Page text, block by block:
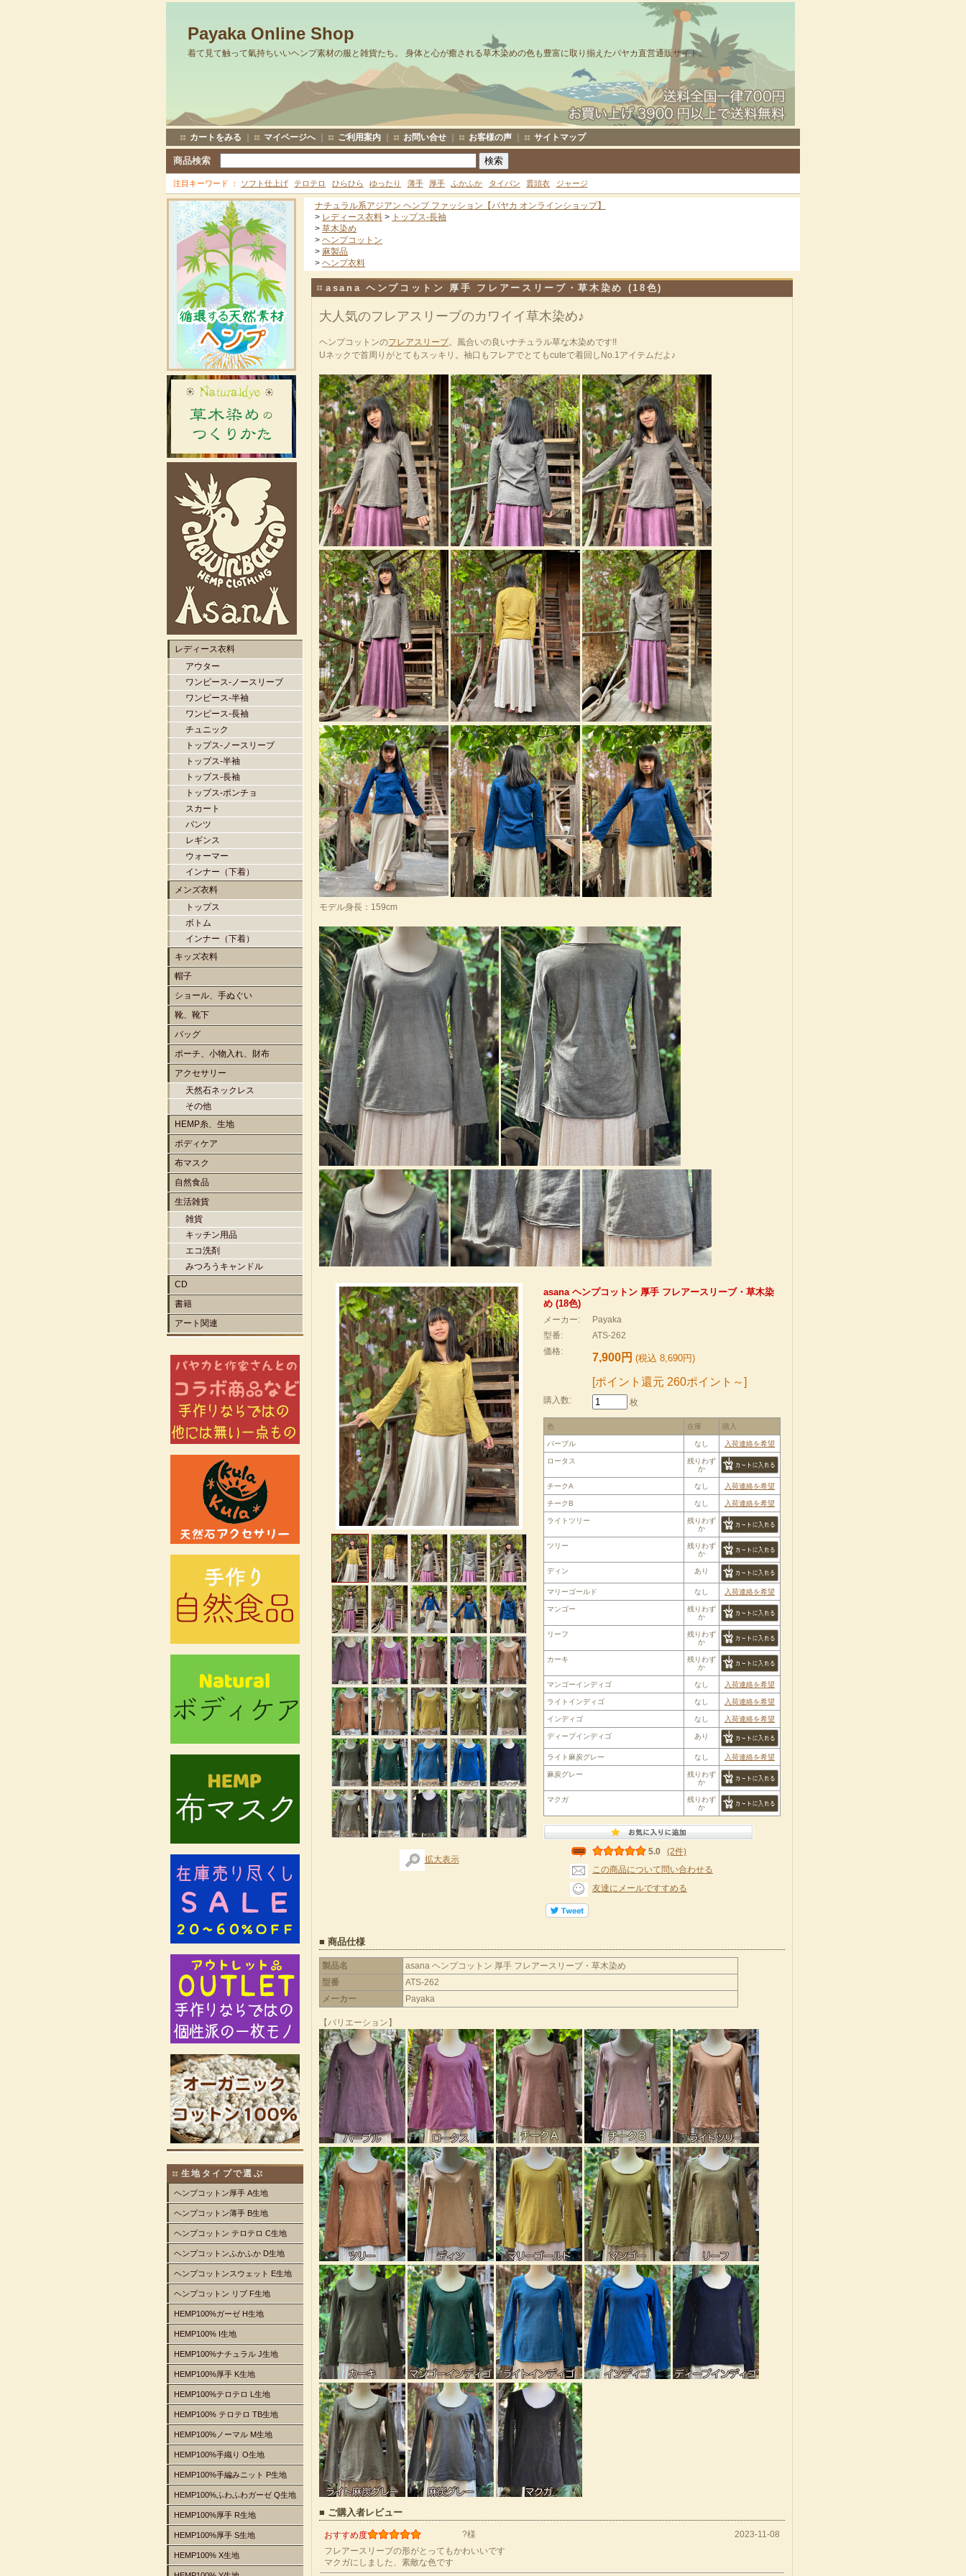
Payaka Online Shop
着て見て触って氣持ちいいヘンプ素材の服と雑貨たち。 身体と心が癒される草木染めの色も豊富に取り揃えたパヤカ直営通販サイト。
カートをみる マイページへ｜ ご利用案内 お問い合せ お客様の声 サイトマップ
商品検索
注目キーワード ソフト仕上げ テロテロ ひらひら ゆったり 薄手 厚手 ふかふか タイパン 貫頭衣 ジャージ
レディース衣料
アウター
ワンピース-ノースリーブ
ワンピース-半袖
ワンピース-長袖
チュニック
トップス-ノースリーブ
トップス-半袖
トップス-長袖
トップス-ポンチョ
スカート
パンツ
レギンス
ウォーマー
インナー（下着）
メンズ衣料
トップス
ボトム
インナー（下着）
キッズ衣料
帽子
ショール、手ぬぐい
靴、靴下
バッグ
ポーチ、小物入れ、財布
アクセサリー
天然石ネックレス
その他
HEMP糸、生地
ボディケア
布マスク
自然食品
生活雑貨
雑貨
キッチン用品
エコ洗剤
みつろうキャンドル
CD
書籍
アート関連
生地タイプで選ぶ
ヘンプコットン厚手 A生地
ヘンプコットン薄手 B生地
ヘンプコットン テロテロ C生地
ヘンプコットンふかふか D生地
ヘンプコットンスウェット E生地
ヘンプコットン リブ F生地
HEMP100%ガーゼ H生地
HEMP100% I生地
HEMP100%ナチュラル J生地
HEMP100%厚手 K生地
HEMP100%テロテロ L生地
HEMP100% テロテロ TB生地
HEMP100%ノーマル M生地
HEMP100%手織り O生地
HEMP100%手編みニット P生地
HEMP100%ふわふわガーゼ Q生地
HEMP100%厚手 R生地
HEMP100%厚手 S生地
HEMP100% X生地
ナチュラル系アジアン ヘンプ ファッション【パヤカ オンラインショップ】
> レディース衣料 > トップス-長袖
> 草木染め
> ヘンプコットン
> 麻製品
> ヘンプ衣料
asana ヘンプコットン 厚手 フレアースリーブ・草木染め (18色)
大人気のフレアスリーブのカワイイ草木染め♪
ヘンプコットンのフレアスリーブ。風合いの良いナチュラル草な木染めです!!
Uネックで首周りがとてもスッキリ。袖口もフレアでとてもcuteで着回しNo.1アイテムだよ♪
モデル身長：159cm
拡大表示
asana ヘンプコットン 厚手 フレアースリーブ・草木染
め (18色)
メーカー:
Payaka
型番:
ATS-262
価格:
7,900円 (税込 8,690円)
[ポイント還元 260ポイント～]
購入数: 枚
色 在庫 購入
パープル なし 入荷連絡を希望
ロータス
残りわず
か
チークA なし 入荷連絡を希望
チークB なし 入荷連絡を希望
ライトツリー
残りわず
か
ツリー
残りわず
か
ディン あり
マリーゴールド なし 入荷連絡を希望
マンゴー
残りわず
か
リーフ
残りわず
か
カーキ
残りわず
か
マンゴーインディゴ なし 入荷連絡を希望
ライトインディゴ なし 入荷連絡を希望
インディゴ なし 入荷連絡を希望
ディープインディゴ あり
ライト麻炭グレー なし 入荷連絡を希望
麻炭グレー
残りわず
か
マクガ
残りわず
か
5.0
(2件)
この商品について問い合わせる
友達にメールですすめる
■ 商品仕様
製品名
asana ヘンプコットン 厚手 フレアースリーブ・草木染め
型番
ATS-262
メーカー
Payaka
【バリエーション】
■ ご購入者レビュー
おすすめ度 ?様
2023-11-08
フレアースリーブの形がとってもかわいいです
マクガにしました、素敵な色です